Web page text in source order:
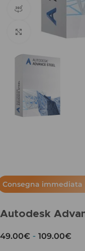
360 vista del
Clicca per
Consegna immediata​
Autodesk
49.00€ - 109.00€